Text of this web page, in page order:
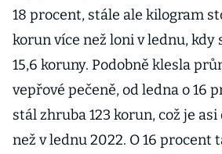
18 procent, stále ale kilogram
korun více než loni v lednu,
15,6 koruny. Podobně klesla
vepřové pečeně, od ledna o 16
stál zhruba 123 korun, což je
než v lednu 2022. O 16 procent